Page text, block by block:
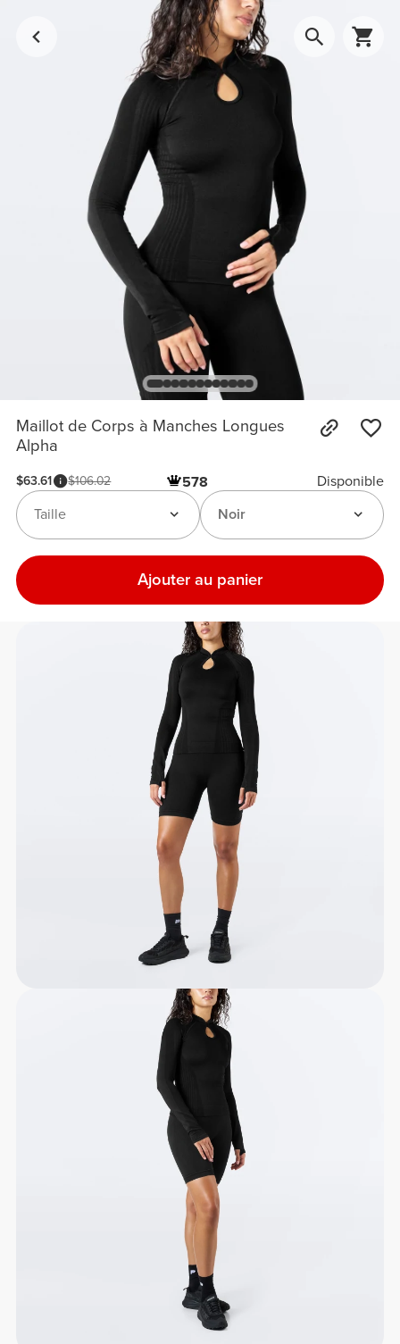
Maillot de Corps à Manches Longues
Alpha
$63.61 $106.02 578
Disponible
Noir
Taille
Ajouter au panier